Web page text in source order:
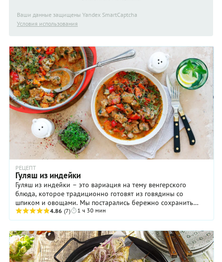
Ваши данные защищены Yandex SmartCaptcha
Условия использования
РЕЦЕПТ
Гуляш из индейки
Гуляш из индейки – это вариация на тему венгерского
блюда, которое традиционно готовят из говядины со
шпиком и овощами. Мы постарались бережно сохранить
рецепт. Даже жарить будем на свином сале. ...
4.86 (7) 1 ч 30 мин